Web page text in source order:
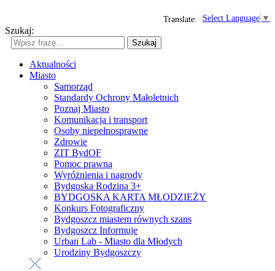
Select Language ▼
Translate:
Szukaj:
Szukaj
Aktualności
Miasto
Samorząd
Standardy Ochrony Małoletnich
Poznaj Miasto
Komunikacja i transport
Osoby niepełnosprawne
Zdrowie
ZIT BydOF
Pomoc prawna
Wyróżnienia i nagrody
Bydgoska Rodzina 3+
BYDGOSKA KARTA MŁODZIEŻY
Konkurs Fotograficzny
Bydgoszcz miastem równych szans
Bydgoszcz Informuje
Urban Lab - Miasto dla Młodych
Urodziny Bydgoszczy